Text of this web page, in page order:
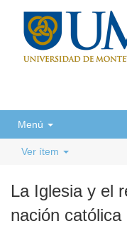
Menú
Ver ítem
La Iglesia y el
nación